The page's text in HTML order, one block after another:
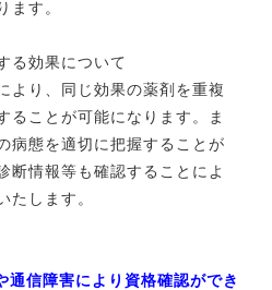
ます。
る効果について
より、同じ効果の薬剤を重複
ることが可能になります。ま
病態を適切に把握することが
断情報等も確認することによ
たします。
通信障害により資格確認ができ